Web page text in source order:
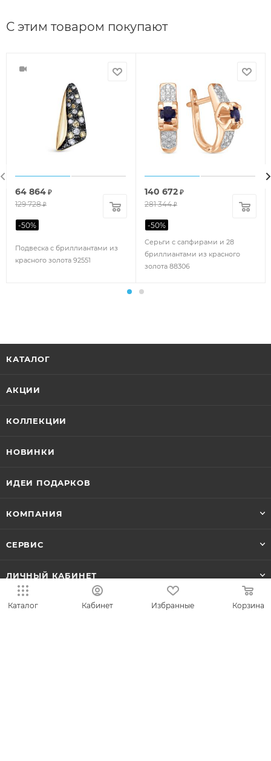
С этим товаром покупают
Подвеска с бриллиантами из
красного золота 92551
64 864 ₽
129 728₽
-50%
Серьги с сапфирами и 28
бриллиантами из красного
золота 88306
140 672 ₽
281 344₽
-50%
КАТАЛОГ
АКЦИИ
КОЛЛЕКЦИИ
НОВИНКИ
ИДЕИ ПОДАРКОВ
КОМПАНИЯ
СЕРВИС
ЛИЧНЫЙ КАБИНЕТ
Каталог Кабинет Избранные Корзина